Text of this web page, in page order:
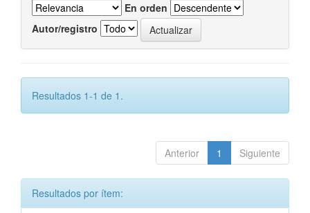
En orden
Autor/registro
Resultados 1-1 de 1.
Anterior 1 Siguiente
Resultados por ítem: